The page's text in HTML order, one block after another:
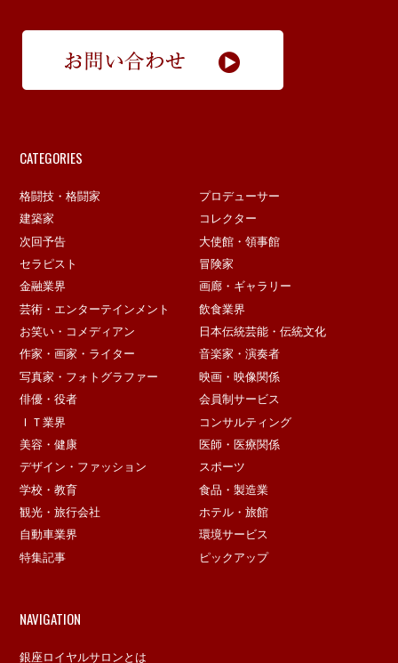
CATEGORIES
格闘技・格闘家
プロデューサー
建築家
コレクター
次回予告
大使館・領事館
セラピスト
冒険家
金融業界
画廊・ギャラリー
芸術・エンターテインメント
飲食業界
お笑い・コメディアン
日本伝統芸能・伝統文化
作家・画家・ライター
音楽家・演奏者
写真家・フォトグラファー
映画・映像関係
俳優・役者
会員制サービス
ＩＴ業界
コンサルティング
美容・健康
医師・医療関係
デザイン・ファッション
スポーツ
学校・教育
食品・製造業
観光・旅行会社
ホテル・旅館
自動車業界
環境サービス
特集記事
ピックアップ
NAVIGATION
銀座ロイヤルサロンとは